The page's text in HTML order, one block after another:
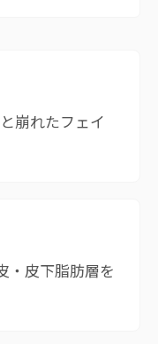
崩れたフェイ
・皮下脂肪層を